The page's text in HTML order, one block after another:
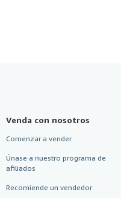
Venda con nosotros
Comenzar a vender
Únase a nuestro programa de
afiliados
Recomiende un vendedor